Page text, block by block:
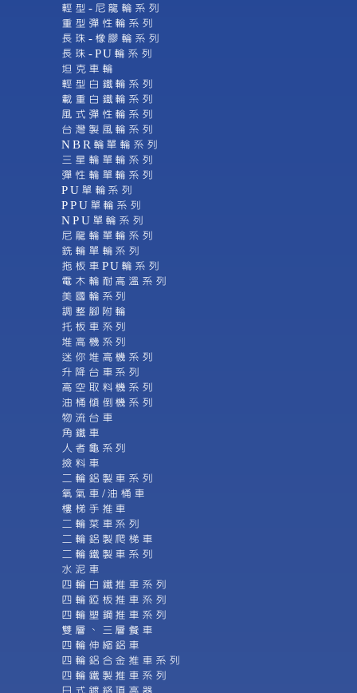
輕型-尼龍輪系列
重型彈性輪系列
長珠-橡膠輪系列
長珠-PU輪系列
坦克車輪
輕型白鐵輪系列
載重白鐵輪系列
風式彈性輪系列
台灣製風輪系列
NBR輪單輪系列
三星輪單輪系列
彈性輪單輪系列
PU單輪系列
PPU單輪系列
NPU單輪系列
尼龍輪單輪系列
銑輪單輪系列
拖板車PU輪系列
電木輪耐高溫系列
美國輪系列
調整腳附輪
托板車系列
堆高機系列
迷你堆高機系列
升降台車系列
高空取料機系列
油桶傾倒機系列
物流台車
角鐵車
人者龜系列
撿料車
二輪鋁製車系列
氧氣車/油桶車
樓梯手推車
二輪菜車系列
二輪鋁製爬梯車
二輪鐵製車系列
水泥車
四輪白鐵推車系列
四輪錏板推車系列
四輪塑鋼推車系列
雙層、三層餐車
四輪伸縮鋁車
四輪鋁合金推車系列
四輪鐵製推車系列